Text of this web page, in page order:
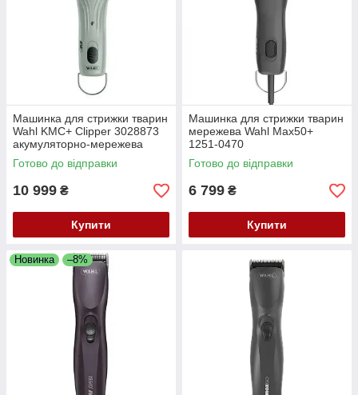
Машинка для стрижки тварин
Wahl KMC+ Clipper 3028873
акумуляторно-мережева
3700–4500 об/хв
Готово до відправки
10 999 ₴
Купити
Машинка для стрижки тварин
мережева Wahl Max50+
1251-0470
Готово до відправки
6 799 ₴
Купити
Новинка –8%